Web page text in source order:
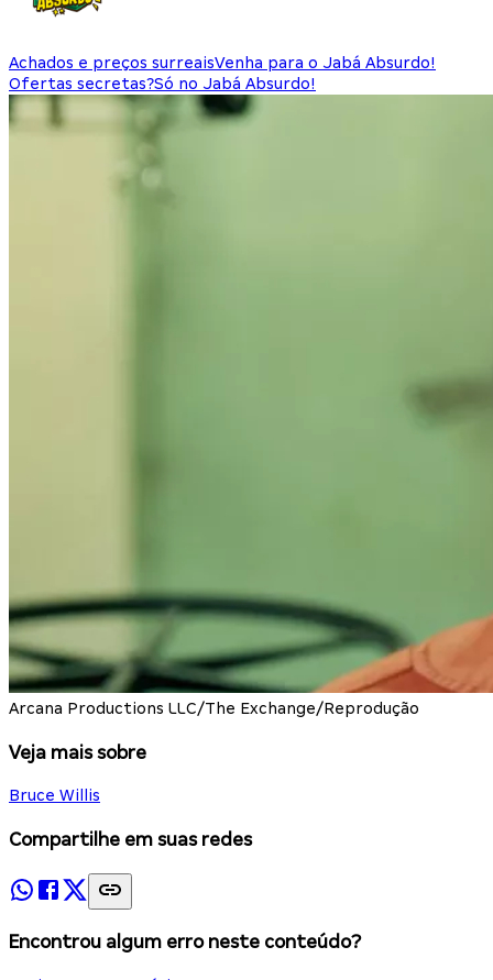
Achados e preços surreaisVenha para o Jabá Absurdo!
Ofertas secretas?Só no Jabá Absurdo!
Arcana Productions LLC/The Exchange/Reprodução
Veja mais sobre
Bruce Willis
Compartilhe em suas redes
Encontrou algum erro neste conteúdo?